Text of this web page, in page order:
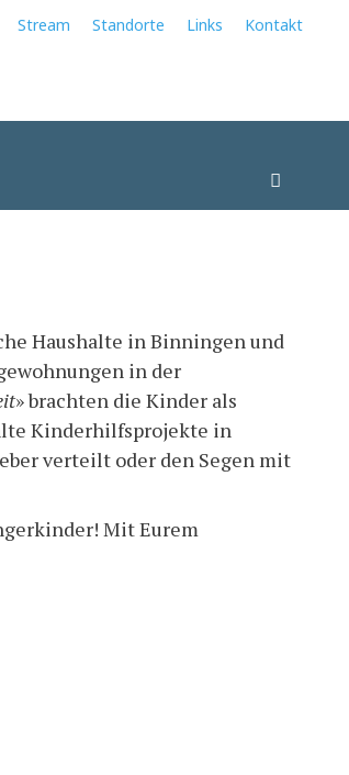
Stream Standorte Links Kontakt
Haushalte in Binningen und
in der
» brachten die Kinder als
Kinderhilfsprojekte in
verteilt oder den Segen mit
Mit Eurem